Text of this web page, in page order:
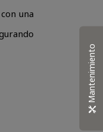
una
Mantenimiento